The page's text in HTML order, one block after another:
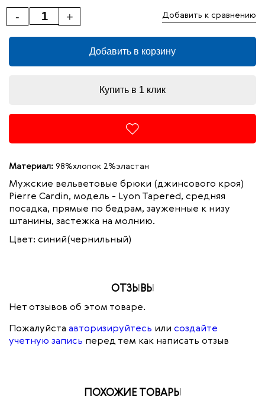
+
- Добавить к сравнению
Добавить в корзину
Купить в 1 клик
Материал: 98%хлопок 2%эластан
Мужские вельветовые брюки (джинсового кроя)
Pierre Cardin, модель - Lyon Tapered, средняя
посадка, прямые по бедрам, зауженные к низу
штанины, застежка на молнию.
Цвет: синий(чернильный)
ОТЗЫВЫ
Нет отзывов об этом товаре.
Пожалуйста авторизируйтесь или создайте
учетную запись перед тем как написать отзыв
ПОХОЖИЕ ТОВАРЫ